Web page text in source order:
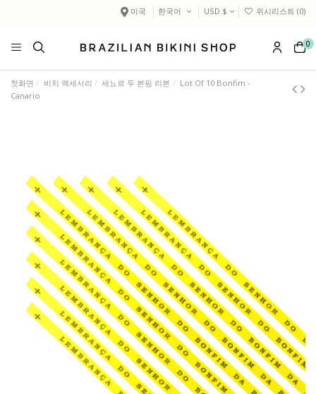
미국 한국어 USD $ 위시리스트 (0)
0
첫화면 비치 액세서리 세뇨르 두 본핑 리본
Lot Of 10 Bonfim -
Canario